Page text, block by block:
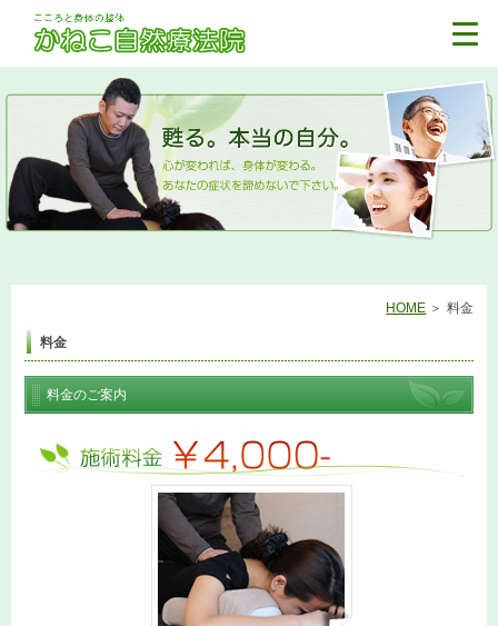
HOME 料金
料金
料金のご案内